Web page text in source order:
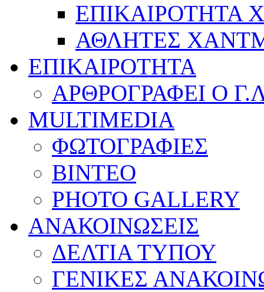
ΕΠΙΚΑΙΡΟΤΗΤΑ
ΑΘΛΗΤΕΣ
ΕΠΙΚΑΙΡΟΤΗΤΑ
ΑΡΘΡΟΓΡΑΦΕΙ Ο
MULTIMEDIA
ΦΩΤΟΓΡΑΦΙΕΣ
ΒΙΝΤΕΟ
PHOTO GALLERY
ΑΝΑΚΟΙΝΩΣΕΙΣ
ΔΕΛΤΙΑ ΤΥΠΟΥ
ΓΕΝΙΚΕΣ